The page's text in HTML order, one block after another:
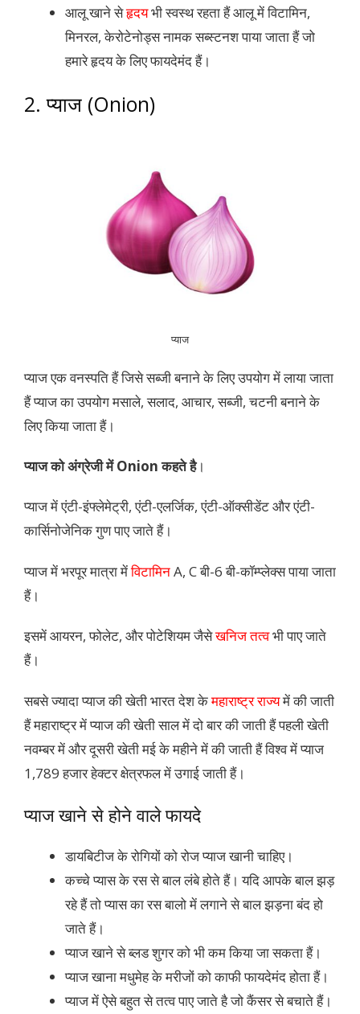
आलू खाने सेहृदयभी स्वस्थ रहता हैं आलू में विटामिन,
मिनरल, केरोटेनोड्स नामक सब्स्टनश पाया जाता हैं जो
हमारे हृदय के लिए फायदेमंद हैं।
2. प्याज (Onion)
प्याज
प्याज एक वनस्पति हैं जिसे सब्जी बनाने के लिए उपयोग में लाया जाता
हैं प्याज का उपयोग मसाले, सलाद, आचार, सब्जी, चटनी बनाने के
लिए किया जाता हैं।
प्याज को अंग्रेजी में Onion कहते है।
प्याज में एंटी-इंफ्लेमेट्री, एंटी-एलर्जिक, एंटी-ऑक्सीडेंट और एंटी-
कार्सिनोजेनिक गुण पाए जाते हैं।
प्याज में भरपूर मात्रा मेंविटामिनA, C बी-6 बी-कॉम्प्लेक्स पाया जाता
हैं।
इसमें आयरन, फोलेट, और पोटेशियम जैसेखनिज तत्वभी पाए जाते
हैं।
सबसे ज्यादा प्याज की खेती भारत देश केमहाराष्ट्र राज्यमें की जाती
हैं महाराष्ट्र में प्याज की खेती साल में दो बार की जाती हैं पहली खेती
नवम्बर में और दूसरी खेती मई के महीने में की जाती हैं विश्व में प्याज
1,789 हजार हेक्टर क्षेत्रफल में उगाई जाती हैं।
प्याज खाने से होने वाले फायदे
डायबिटीज के रोगियों को रोज प्याज खानी चाहिए।
कच्चे प्यास के रस से बाल लंबे होते हैं। यदि आपके बाल झड़
रहे हैं तो प्यास का रस बालो में लगाने से बाल झड़ना बंद हो
जाते हैं।
प्याज खाने से ब्लड शुगर को भी कम किया जा सकता हैं।
प्याज खाना मधुमेह के मरीजों को काफी फायदेमंद होता हैं।
प्याज में ऐसे बहुत से तत्व पाए जाते है जो कैंसर से बचाते हैं।